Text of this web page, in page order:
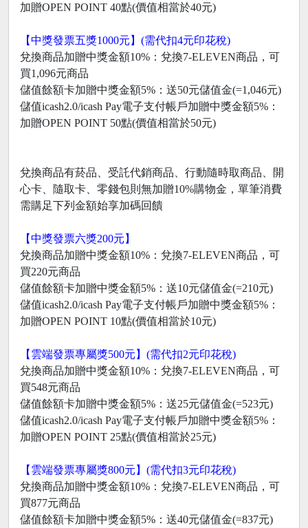
加贈OPEN POINT 40點(價值相當於40元)
【中獎發票五獎1000元】(需代扣4元印花稅)
兌換商品加贈中獎金額10%：兌換7-ELEVEN商品，可
買1,096元商品
儲值餘額卡加贈中獎金額5%：送50元儲值金(=1,046元)
儲值icash2.0/icash Pay電子支付帳戶加贈中獎金額5%：
加贈OPEN POINT 50點(價值相當於50元)
兌換商品有菸品、受託代銷商品、行動隨時取商品、開
心卡、隨取卡、零錢包則無加贈10%購物金，單筆消費
需購足下列金額始享加碼回饋
【中獎發票六獎200元】
兌換商品加贈中獎金額10%：兌換7-ELEVEN商品，可
買220元商品
儲值餘額卡加贈中獎金額5%：送10元儲值金(=210元)
儲值icash2.0/icash Pay電子支付帳戶加贈中獎金額5%：
加贈OPEN POINT 10點(價值相當於10元)
【雲端發票專屬獎500元】(需代扣2元印花稅)
兌換商品加贈中獎金額10%：兌換7-ELEVEN商品，可
買548元商品
儲值餘額卡加贈中獎金額5%：送25元儲值金(=523元)
儲值icash2.0/icash Pay電子支付帳戶加贈中獎金額5%：
加贈OPEN POINT 25點(價值相當於25元)
【雲端發票專屬獎800元】(需代扣3元印花稅)
兌換商品加贈中獎金額10%：兌換7-ELEVEN商品，可
買877元商品
儲值餘額卡加贈中獎金額5%：送40元儲值金(=837元)